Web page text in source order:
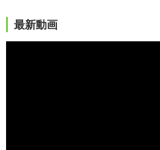
最新動画